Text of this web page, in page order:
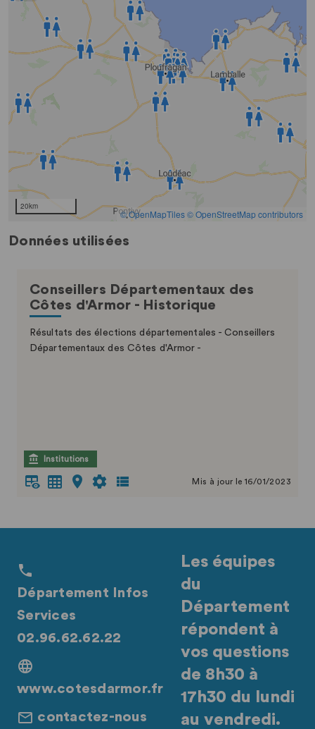
Données utilisées
Conseillers Départementaux des
Côtes d'Armor - Historique
Résultats des élections départementales - Conseillers
Départementaux des Côtes d'Armor -
Institutions
Mis à jour le 16/01/2023
Département Infos
Services
02.96.62.62.22
www.cotesdarmor.fr
contactez-nous
Les équipes
du
Département
répondent à
vos questions
de 8h30 à
17h30 du lundi
au vendredi.